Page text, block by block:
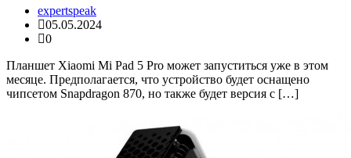
expertspeak
05.05.2024
0
Планшет Xiaomi Mi Pad 5 Pro может запуститься уже в этом
месяце. Предполагается, что устройство будет оснащено
чипсетом Snapdragon 870, но также будет версия с […]